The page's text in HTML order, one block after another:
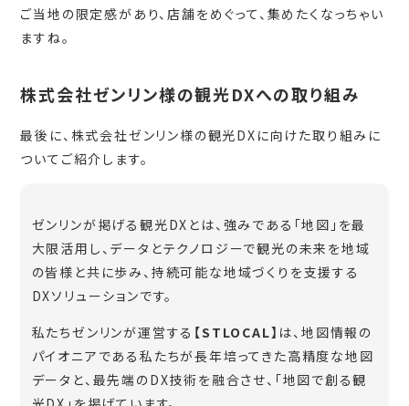
ご当地の限定感があり、店舗をめぐって、集めたくなっちゃい
ますね。
株式会社ゼンリン様の観光DXへの取り組み
最後に、株式会社ゼンリン様の観光DXに向けた取り組みに
ついてご紹介します。
ゼンリンが掲げる観光DXとは、強みである「地図」を最
大限活用し、データとテクノロジーで観光の未来を地域
の皆様と共に歩み、持続可能な地域づくりを支援する
DXソリューションです。
私たちゼンリンが運営する 【STLOCAL】 は、地図情報の
パイオニアである私たちが長年培ってきた高精度な地図
データと、最先端のDX技術を融合させ、「地図で創る観